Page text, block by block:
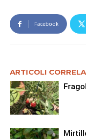
Facebook
ARTICOLI